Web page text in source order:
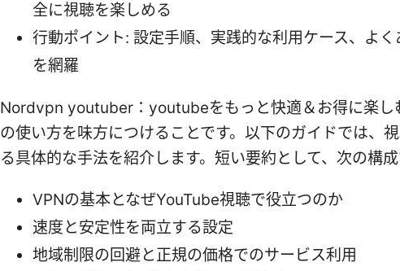
全に視聴を楽しめる
行動ポイント: 設定手順、実践的な利用ケース、よ
を網羅
Nordvpn youtuber：youtubeをもっと快適＆お得に楽し
の使い方を味方につけることです。以下のガイドでは、
る具体的な手法を紹介します。短い要約として、次の構成
VPNの基本となぜYouTube視聴で役立つのか
速度と安定性を両立する設定
地域制限の回避と正規の価格でのサービス利用